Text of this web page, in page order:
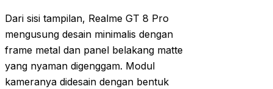
Dari sisi tampilan, Realme GT 8 Pro
mengusung desain minimalis dengan
frame metal dan panel belakang matte
yang nyaman digenggam. Modul
kameranya didesain dengan bentuk